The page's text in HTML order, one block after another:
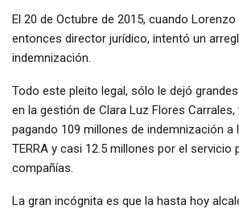
El 20 de Octubre de 2015, cuando
entonces director jurídico, intentó un
indemnización.
Todo este pleito legal, sólo le dejó
en la gestión de Clara Luz Flores
pagando 109 millones de indemnización a
TERRA y casi 12.5 millones por el
compañías.
La gran incógnita es que la hasta hoy